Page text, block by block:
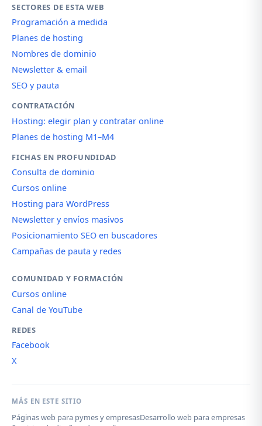
SECTORES DE ESTA WEB
Programación a medida
Planes de hosting
Nombres de dominio
Newsletter & email
SEO y pauta
CONTRATACIÓN
Hosting: elegir plan y contratar online
Planes de hosting M1–M4
FICHAS EN PROFUNDIDAD
Consulta de dominio
Cursos online
Hosting para WordPress
Newsletter y envíos masivos
Posicionamiento SEO en buscadores
Campañas de pauta y redes
COMUNIDAD Y FORMACIÓN
Cursos online
Canal de YouTube
REDES
Facebook
X
MÁS EN ESTE SITIO
Páginas web para pymes y empresasDesarrollo web para empresas